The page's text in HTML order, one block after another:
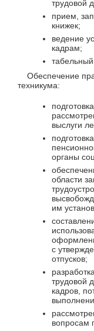
трудовой
прием,
книжек;
ведение
кадрам;
табельный
Обеспечение
техникума:
выслуги
органы
области
им
с
отпусков;
трудовой
кадров,
вопросам